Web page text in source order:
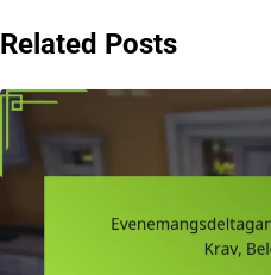
Related Posts